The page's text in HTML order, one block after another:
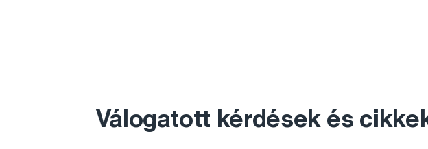
Válogatott kérdések és